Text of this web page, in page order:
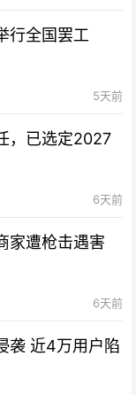
行全国罢工
5天前
，已选定2027
6天前
家遭枪击遇害
6天前
袭 近4万用户陷